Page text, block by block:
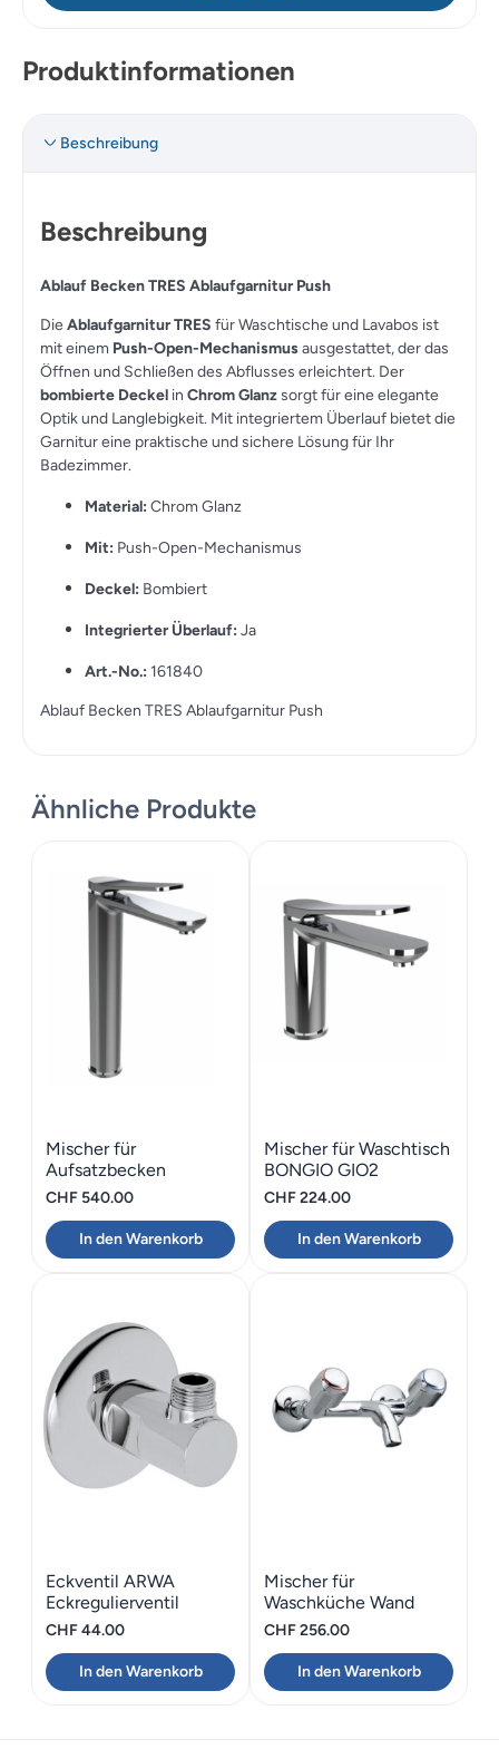
Produktinformationen
Beschreibung
Beschreibung
Ablauf Becken TRES Ablaufgarnitur Push
DieAblaufgarnitur TRES für Waschtische und Lavabos ist
mit einem Push-Open-Mechanismusausgestattet, der das
Öffnen und Schließen des Abflusses erleichtert. Der
bombierte Deckel in Chrom Glanzsorgt für eine elegante
Optik und Langlebigkeit. Mit integriertem Überlauf bietet die
Garnitur eine praktische und sichere Lösung für Ihr
Badezimmer.
Material: Chrom Glanz
Mit: Push-Open-Mechanismus
Deckel: Bombiert
Integrierter Überlauf: Ja
Art.-No.: 161840
Ablauf Becken TRES Ablaufgarnitur Push
Ähnliche Produkte
Mischer für
Aufsatzbecken
Schwarz matt BONGIO
CHF 540.00
In den Warenkorb
Mischer für Waschtisch
BONGIO GIO2
CHF224.00
In den Warenkorb
Eckventil ARWA
Eckregulierventil
CHF44.00
In den Warenkorb
Mischer für
Waschküche Wand
ARWA Citypro A140
CHF256.00
In den Warenkorb